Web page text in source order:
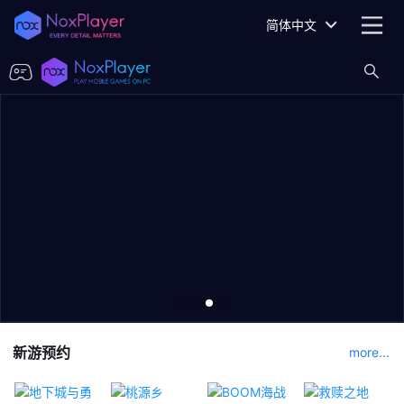
简体中文
新游预约 more...